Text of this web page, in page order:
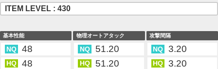
ITEM LEVEL : 430
基本性能
NQ 48
HQ 48
物理オートアタック
NQ 51.20
HQ 51.20
攻撃間隔
NQ 3.20
HQ 3.20